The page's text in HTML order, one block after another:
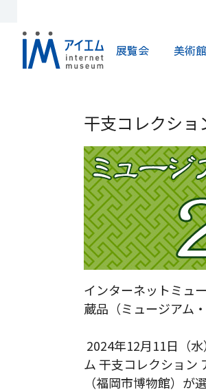
展覧会 美術
干支コレクショ
インターネットミュ
蔵品（ミュージアム
2024年12月11日（
ム 干支コレクション
（福岡市博物館）が